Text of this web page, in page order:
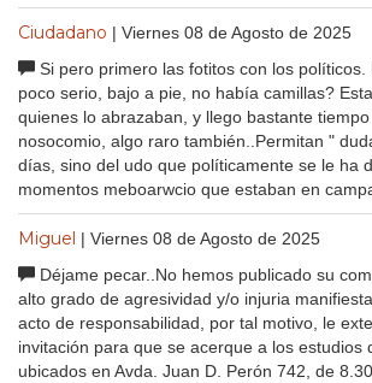
Ciudadano | Viernes 08 de Agosto de 2025
Si pero primero las fotitos con los
poco serio, bajo a pie, no había camillas?
quienes lo abrazaban, y llego bastante
nosocomio, algo raro también..Permitan "
días, sino del udo que políticamente se le ha
momentos meboarwcio que estaban en
Miguel | Viernes 08 de Agosto de 2025
Déjame pecar..No hemos publicado su
alto grado de agresividad y/o injuria
acto de responsabilidad, por tal motivo, le
invitación para que se acerque a los estudios
ubicados en Avda. Juan D. Perón 742, de